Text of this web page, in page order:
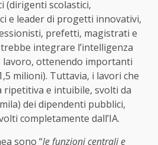
(dirigenti scolastici,
e leader di progetti innovativi,
prefetti, magistrati e
integrare l’intelligenza
ottenendo importanti
milioni). Tuttavia, i lavori che
ripetitiva e intuibile, svolti da
dei dipendenti pubblici,
completamente dall’IA.
sono “le funzioni centrali e